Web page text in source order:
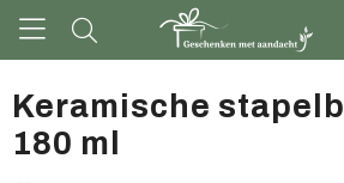
Drinkwaren
Keramische
180 ml